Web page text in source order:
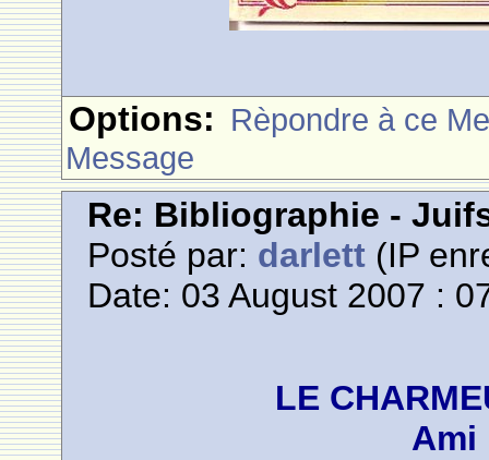
Options: Rèpondre à ce
Message
Re: Bibliographie -
Posté par: darlett (IP
Date: 03 August 2007 :
LE
Ami